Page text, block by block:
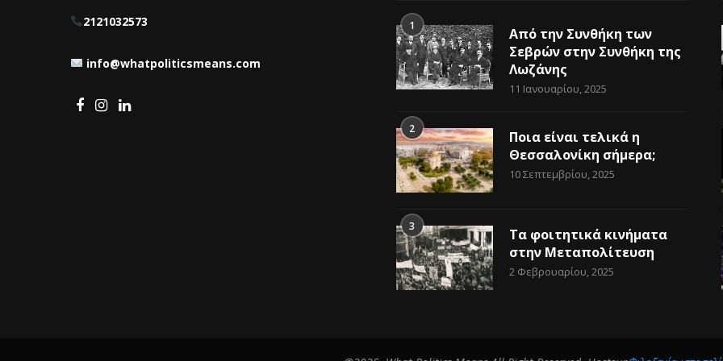
2121032573
info@whatpoliticsmeans.com
1
Από την Συνθήκη των
Σεβρών στην Συνθήκη της
Λωζάνης
11 Ιανουαρίου, 2025
2
Ποια είναι τελικά η
Θεσσαλονίκη σήμερα;
10 Σεπτεμβρίου, 2025
3
Τα φοιτητικά κινήματα
στην Μεταπολίτευση
2 Φεβρουαρίου, 2025